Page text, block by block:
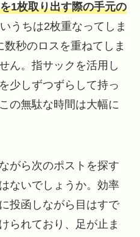
1枚取り出す際の手元の
うちは2枚重なってしま
秒のロスを重ねてしま
ん。指サックを活用し
少しずつずらして持っ
の無駄な時間は大幅に
がら次のポストを探す
ないでしょうか。効率
投函しながら目はすで
られており、足が止ま